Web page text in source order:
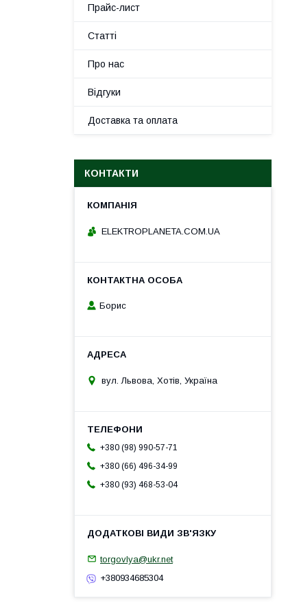
Прайс-лист
Статті
Про нас
Відгуки
Доставка та оплата
КОНТАКТИ
ELEKTROPLANETA.COM.UA
Борис
вул. Львова, Хотів, Україна
+380 (98) 990-57-71
+380 (66) 496-34-99
+380 (93) 468-53-04
torgovlya@ukr.net
+380934685304